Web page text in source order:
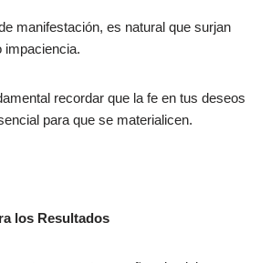
manifestación, es natural que surjan
impaciencia.
recordar que la fe en tus deseos
para que se materialicen.
los Resultados